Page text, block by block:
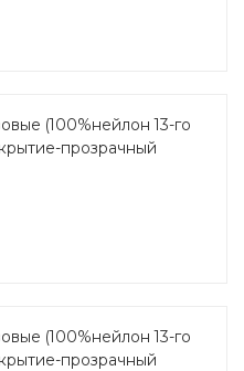
(100%нейлон 13-го
прозрачный
(100%нейлон 13-го
прозрачный